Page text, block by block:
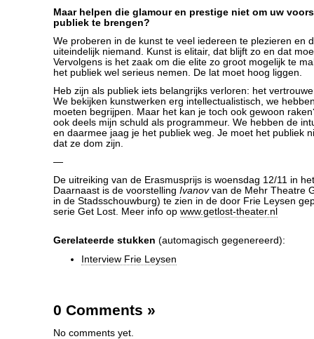
Maar helpen die glamour en prestige niet om uw
publiek te brengen?
We proberen in de kunst te veel iedereen te plezieren en
uiteindelijk niemand. Kunst is elitair, dat blijft zo en dat
Vervolgens is het zaak om die elite zo groot mogelijk te
het publiek wel serieus nemen. De lat moet hoog liggen.
Heb zijn als publiek iets belangrijks verloren: het
We bekijken kunstwerken erg intellectualistisch, we
moeten begrijpen. Maar het kan je toch ook gewoon
ook deels mijn schuld als programmeur. We hebben de
en daarmee jaag je het publiek weg. Je moet het publiek
dat ze dom zijn.
—
De uitreiking van de Erasmusprijs is woensdag 12/11 in
Daarnaast is de voorstelling Ivanovvan de Mehr Theatre
in de Stadsschouwburg) te zien in de door Frie Leysen
serie Get Lost. Meer info op www.getlost-theater.nl
Gerelateerde stukken (automagisch gegenereerd):
Interview Frie Leysen
0 Comments »
No comments yet.